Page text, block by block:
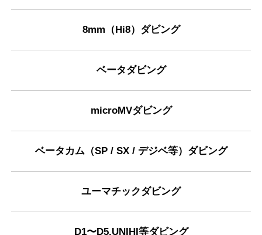
8mm（Hi8）ダビング
ベータダビング
microMVダビング
ベータカム（SP / SX / デジベ等）ダビング
ユーマチックダビング
D1〜D5,UNIHI等ダビング